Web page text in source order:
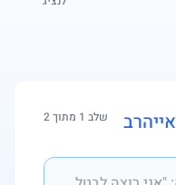
אייהרב שלב 1 מתוך 2